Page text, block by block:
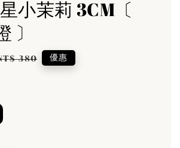
小茉莉 3CM〔
〕
380 優惠